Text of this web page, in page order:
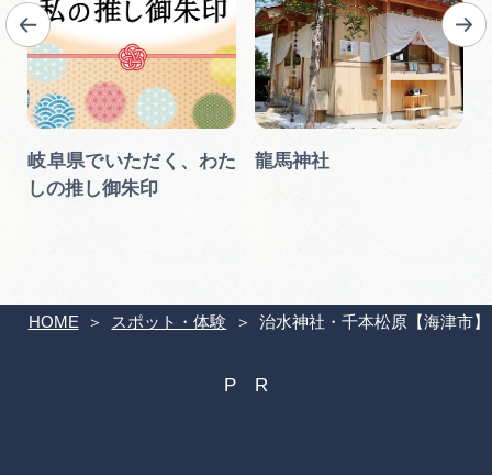
HOME スポット・体験 治水神社・千本松原【海津市】
岐阜県でいただく、わた
しの推し御朱印
龍馬神社